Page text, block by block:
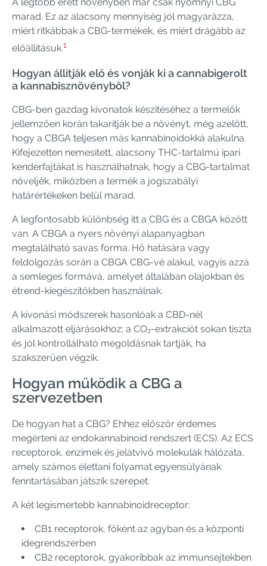
marad. Ez az alacsony mennyiség jól magyarázza,
miért ritkábbak a CBG-termékek, és miért drágább az
előállításuk.1
Hogyan állítják elő és vonják ki a cannabigerolt
a kannabisznövényből?
CBG-ben gazdag kivonatok készítéséhez a termelők
jellemzően korán takarítják be a növényt, még azelőtt,
hogy a CBGA teljesen más kannabinoidokká alakulna.
Kifejezetten nemesített, alacsony THC-tartalmú ipari
kenderfajtákat is használhatnak, hogy a CBG-tartalmat
növeljék, miközben a termék a jogszabályi
határértékeken belül marad.
A legfontosabb különbség itt a CBG és a CBGA között
van. A CBGA a nyers növényi alapanyagban
megtalálható savas forma. Hő hatására vagy
feldolgozás során a CBGA CBG-vé alakul, vagyis azzá
a semleges formává, amelyet általában olajokban és
étrend-kiegészítőkben használnak.
A kivonási módszerek hasonlóak a CBD-nél
alkalmazott eljárásokhoz; a CO₂-extrakciót sokan tiszta
és jól kontrollálható megoldásnak tartják, ha
szakszerűen végzik.
Hogyan működik a CBG a
szervezetben
De hogyan hat a CBG? Ehhez először érdemes
megérteni az endokannabinoid rendszert (ECS). Az ECS
receptorok, enzimek és jelátvivő molekulák hálózata,
amely számos élettani folyamat egyensúlyának
fenntartásában játszik szerepet.
A két legismertebb kannabinoidreceptor:
CB1 receptorok, főként az agyban és a központi
idegrendszerben
CB2 receptorok, gyakoribbak az immunsejtekben